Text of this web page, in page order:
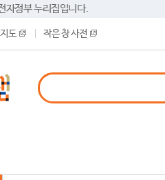
자정부 누리집입니다.
도 작은 창 사전